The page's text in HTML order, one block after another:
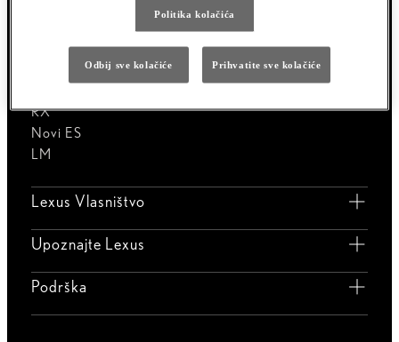
RX
Novi ES
LM
Lexus Vlasništvo
Upoznajte Lexus
Podrška
Politika kolačića
Odbij sve kolačiće Prihvatite sve kolačiće